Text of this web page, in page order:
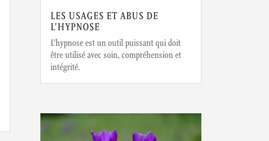
LES USAGES ET ABUS DE
L’HYPNOSE
L’hypnose est un outil puissant qui doit
être utilisé avec soin, compréhension et
intégrité.